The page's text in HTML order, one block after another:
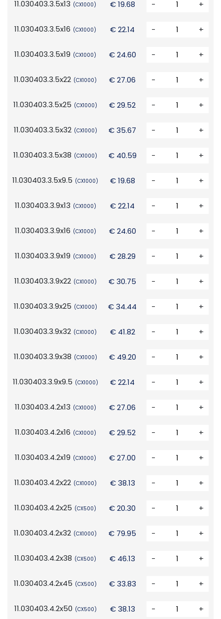
11.030403.3.5x13 (CX1000) € 19.68 - +
11.030403.3.5x16 (CX1000) € 22.14 - +
11.030403.3.5x19 (CX1000) € 24.60 - +
11.030403.3.5x22 (CX1000) € 27.06 - +
11.030403.3.5x25 (CX1000) € 29.52 - +
11.030403.3.5x32 (CX1000) € 35.67 - +
11.030403.3.5x38 (CX1000) € 40.59 - +
11.030403.3.5x9.5 (CX1000) € 19.68 - +
11.030403.3.9x13 (CX1000) € 22.14 - +
11.030403.3.9x16 (CX1000) € 24.60 - +
11.030403.3.9x19 (CX1000) € 28.29 - +
11.030403.3.9x22 (CX1000) € 30.75 - +
11.030403.3.9x25 (CX1000) € 34.44 - +
11.030403.3.9x32 (CX1000) € 41.82 - +
11.030403.3.9x38 (CX1000) € 49.20 - +
11.030403.3.9x9.5 (CX1000) € 22.14 - +
11.030403.4.2x13 (CX1000) € 27.06 - +
11.030403.4.2x16 (CX1000) € 29.52 - +
11.030403.4.2x19 (CX1000) € 27.00 - +
11.030403.4.2x22 (CX1000) € 38.13 - +
11.030403.4.2x25 (CX500) € 20.30 - +
11.030403.4.2x32 (CX1000) € 79.95 - +
11.030403.4.2x38 (CX500) € 46.13 - +
11.030403.4.2x45 (CX500) € 33.83 - +
11.030403.4.2x50 (CX500) € 38.13 - +